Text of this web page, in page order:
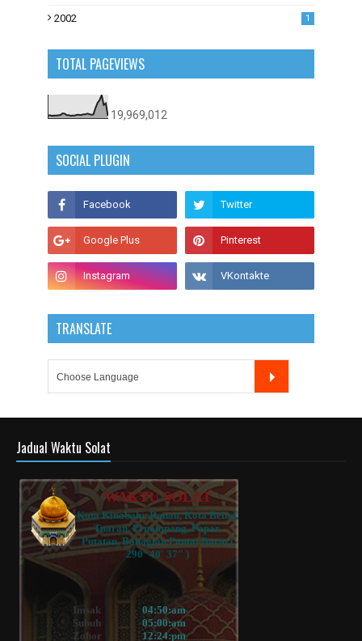
2002 1
TOTAL PAGEVIEWS
19,969,012
SOCIAL PLUGIN
TRANSLATE
Jadual Waktu Solat